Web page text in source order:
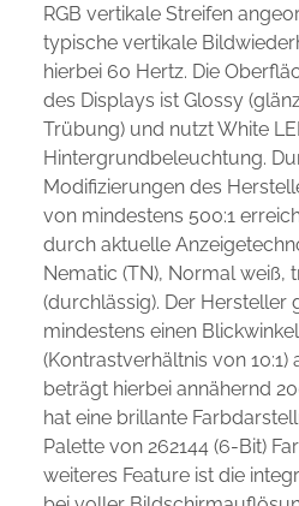
RGB vertikale Streifen
typische vertikale
hierbei 60 Hertz. Die
des Displays ist Glossy
Trübung) und nutzt White
Hintergrundbeleuchtung.
Modifizierungen des
von mindestens 500:1
durch aktuelle
Nematic (TN), Normal weiß,
(durchlässig). Der Hersteller
mindestens einen
(Kontrastverhältnis von 10:1)
beträgt hierbei annähernd
hat eine brillante
Palette von 262144 (6-Bit)
weiteres Feature ist die